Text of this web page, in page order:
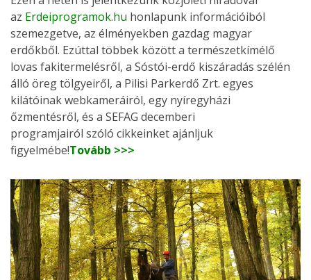
az Erdeiprogramok.hu honlapunk információiból
szemezgetve, az élményekben gazdag magyar
erdőkből. Ezúttal többek között a természetkímélő
lovas fakitermelésről, a Sóstói-erdő kiszáradás szélén
álló öreg tölgyeiről, a Pilisi Parkerdő Zrt. egyes
kilátóinak webkameráiról, egy nyíregyházi
őzmentésről, és a SEFAG decemberi
programjairól szóló cikkeinket ajánljuk
figyelmébe!Tovább >>>